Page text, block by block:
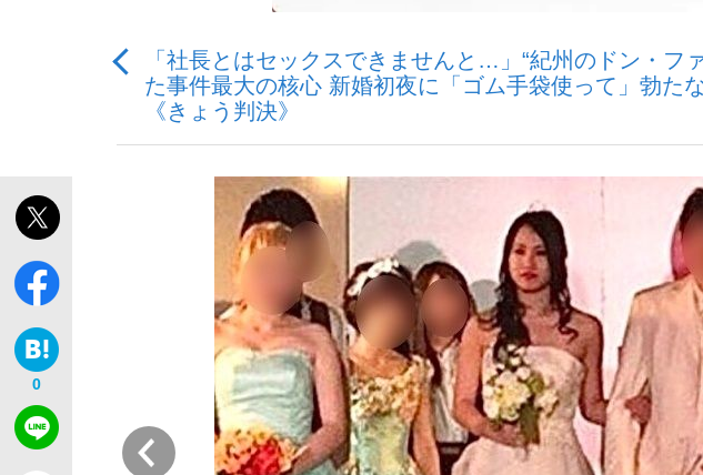
「目標達成できなかったからと言って…」サッカー日本代表・森保一監
the Style
「社長とはセックスできませんと…」“紀州のドン・フ
た事件最大の核心 新婚初夜に「ゴム手袋使って」勃た
《きょう判決》
0
前